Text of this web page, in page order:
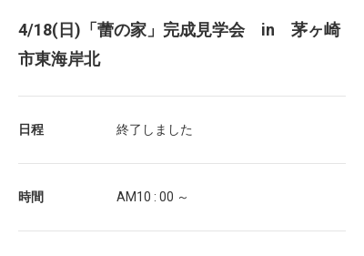
4/18(日)「蕾の家」完成見学会 in 茅ヶ崎
市東海岸北
日程 終了しました
時間 AM10 : 00 ～